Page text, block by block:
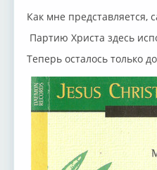
Как мне
Партию Христа здесь
Теперь осталось только